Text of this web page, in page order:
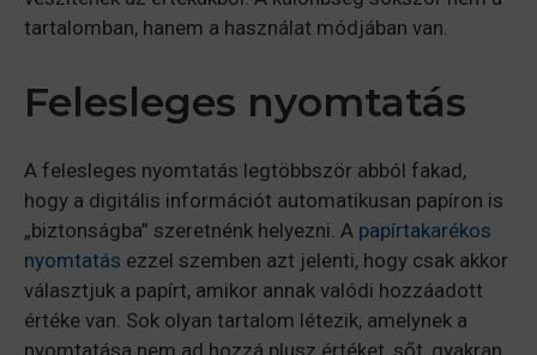
tartalomban, hanem a használat módjában van.
Felesleges nyomtatás
A felesleges nyomtatás legtöbbször abból fakad,
hogy a digitális információt automatikusan papíron is
„biztonságba” szeretnénk helyezni. A papírtakarékos
nyomtatás ezzel szemben azt jelenti, hogy csak akkor
választjuk a papírt, amikor annak valódi hozzáadott
értéke van. Sok olyan tartalom létezik, amelynek a